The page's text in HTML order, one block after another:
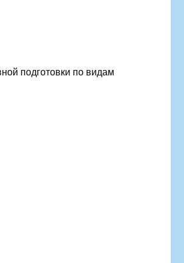
подготовки по видам